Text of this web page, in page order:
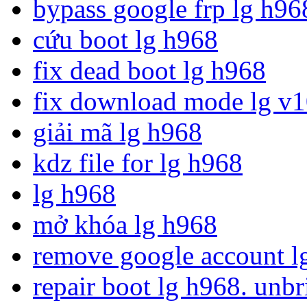
bypass google frp lg
cứu boot lg h968
fix dead boot lg h968
fix download mode lg
giải mã lg h968
kdz file for lg h968
lg h968
mở khóa lg h968
remove google account
repair boot lg h968.